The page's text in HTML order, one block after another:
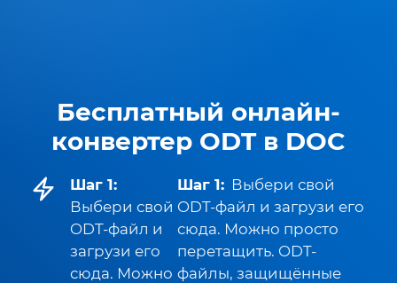
Бесплатный онлайн-
конвертер ODT в DOC
Шаг 1:
Выбери свой
ODT-файл и
загрузи его
сюда. Можно
Шаг 1: Выбери свой
ODT-файл и загрузи его
сюда. Можно просто
перетащить. ODT-
файлы, защищённые